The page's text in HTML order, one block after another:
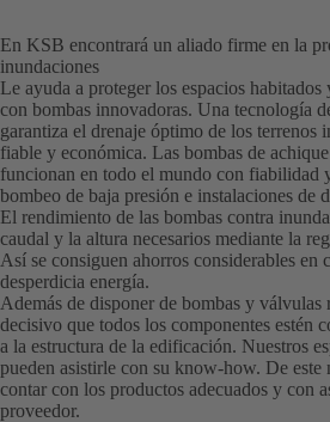
En KSB encontrará un aliado firme en la
inundaciones
Le ayuda a proteger los espacios
con bombas innovadoras. Una tecnología
garantiza el drenaje óptimo de los terrenos
fiable y económica. Las bombas de
funcionan en todo el mundo con fiabilidad
bombeo de baja presión e instalaciones de
El rendimiento de las bombas contra
caudal y la altura necesarios mediante la
Así se consiguen ahorros considerables en
desperdicia energía.
Además de disponer de bombas y válvulas
decisivo que todos los componentes estén
a la estructura de la edificación. Nuestros
pueden asistirle con su know-how. De este
contar con los productos adecuados y con
proveedor.